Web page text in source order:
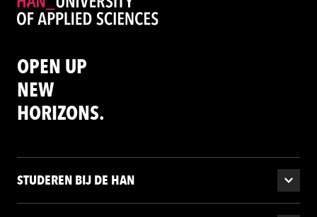
OPEN UP
NEW
HORIZONS.
STUDEREN BIJ DE HAN